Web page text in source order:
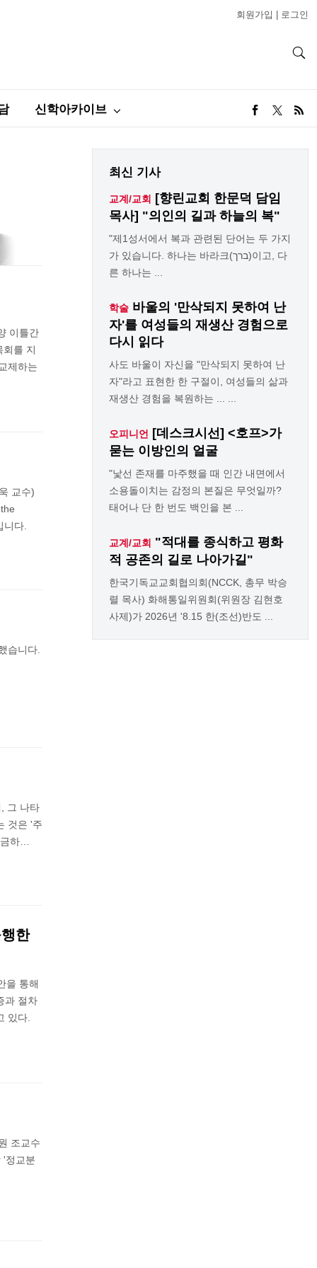
회원가입 로그인
신학아카이브
이틀간
를 지
제하는
교수)
니다.
습니다.
그 나타
것은 '주
금하…
한
을 통해
과 절차
있다.
조교수
'정교분
최신 기사
교계/교회
[향린교회 한문덕 담임
목사] "의인의 길과 하늘의 복"
"제1성서에서 복과 관련된 단어는 두 가지
가 있습니다. 하나는 바라크(ברך)이고, 다
른 하나는 ...
학술 바울의 '만삭되지 못하여 난
자'를 여성들의 재생산 경험으로
다시 읽다
사도 바울이 자신을 "만삭되지 못하여 난
자"라고 표현한 한 구절이, 여성들의 삶과
재생산 경험을 복원하는 ... ...
오피니언
[데스크시선] <호프>가
묻는 이방인의 얼굴
"낯선 존재를 마주했을 때 인간 내면에서
소용돌이치는 감정의 본질은 무엇일까?
태어나 단 한 번도 백인을 본 ...
교계/교회 "적대를 종식하고 평화
적 공존의 길로 나아가길"
한국기독교교회협의회(NCCK, 총무 박승
렬 목사) 화해통일위원회(위원장 김현호
사제)가 2026년 '8.15 한(조선)반도 ...